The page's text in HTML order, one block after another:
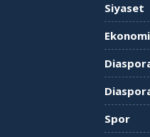
Siyaset
Ekonomi
Spor